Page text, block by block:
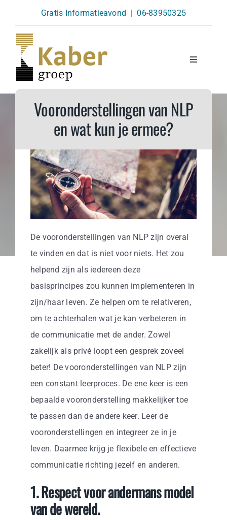
content
Gratis Informatieavond | 06-83950325
Toggle
Agenda
Over Ons
Kennisbank
Vooronderstellingen van NLP
en wat kun je ermee?
De vooronderstellingen van NLP zijn overal
te vinden en dat is niet voor niets. Het zou
helpend zijn als iedereen deze
basisprincipes zou kunnen implementeren in
zijn/haar leven. Ze helpen om te relativeren,
om te achterhalen wat je kan verbeteren in
de communicatie met de ander. Zowel
zakelijk als privé loopt een gesprek zoveel
beter! De vooronderstellingen van NLP zijn
een constant leerproces. De ene keer is een
bepaalde vooronderstelling makkelijker toe
te passen dan de andere keer. Leer de
vooronderstellingen en integreer ze in je
leven. Daarmee krijg je flexibele en effectieve
communicatie richting jezelf en anderen.
1. Respect voor andermans model
van de wereld.